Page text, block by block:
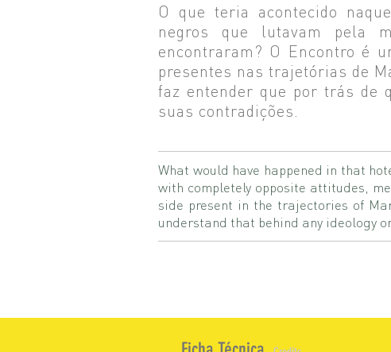
O que teria acontecido
negros que lutavam pela
encontraram? O Encontro é
presentes nas trajetórias de
faz entender que por trás de
suas contradições.
What would have happened in that
with completely opposite attitudes,
side present in the trajectories of
understand that behind any ideology